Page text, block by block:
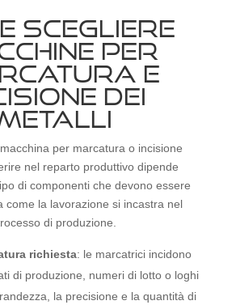
SCEGLIERE
PER
E
DEI
per marcatura o incisione
nel reparto produttivo dipende
di componenti che devono essere
come la lavorazione si incastra nel
di produzione.
richiesta: le marcatrici incidono
di produzione, numeri di lotto o loghi
la precisione e la quantità di